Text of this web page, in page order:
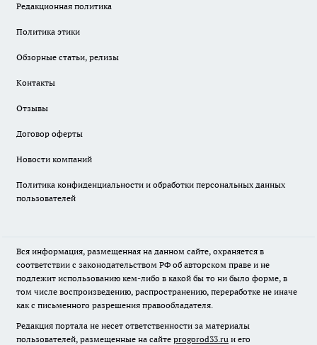
Редакционная политика
Политика этики
Обзорные статьи, релизы
Контакты
Отзывы
Договор оферты
Новости компаний
Политика конфиденциальности и обработки персональных данных
пользователей
Вся информация, размещенная на данном сайте, охраняется в
соответствии с законодательством РФ об авторском праве и не
подлежит использованию кем-либо в какой бы то ни было форме, в
том числе воспроизведению, распространению, переработке не иначе
как с письменного разрешения правообладателя.
Редакция портала не несет ответственности за материалы
пользователей, размещенные на сайте progorod33.ru и его